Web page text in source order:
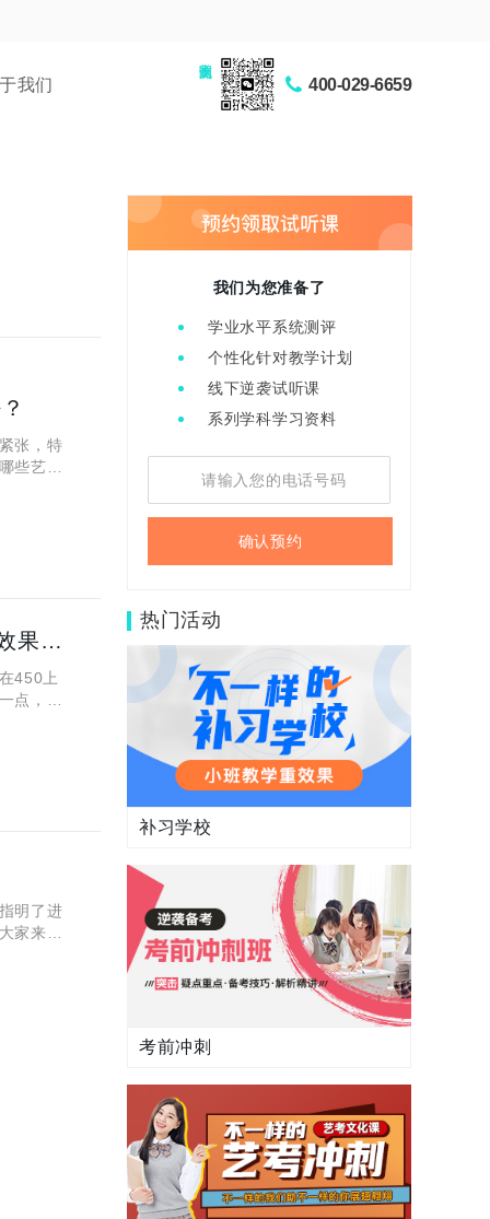
我们 400-029-6659
张，特
些艺考
一模成绩450左右高考还有救吗？西安那个补习机构提分效果好？
450上
点，同
明了进
家来一
我们为您准备了
学业水平系统测评
个性化针对教学计划
线下逆袭试听课
系列学科学习资料
确认预约
热门活动
补习学校
考前冲刺